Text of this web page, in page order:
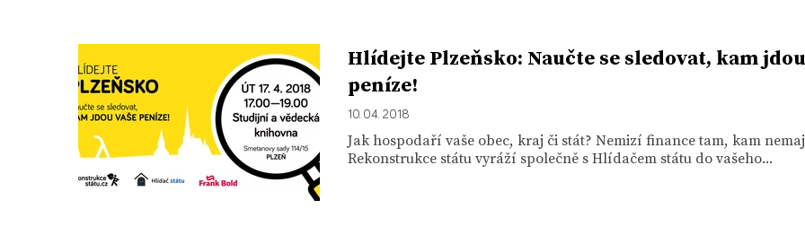
Hlídejte Plzeňsko: Naučte se sledovat, kam
peníze!
10. 04. 2018
Jak hospodaří vaše obec, kraj či stát? Nemizí finance tam, kam
Rekonstrukce státu vyráží společně s Hlídačem státu do vašeho...